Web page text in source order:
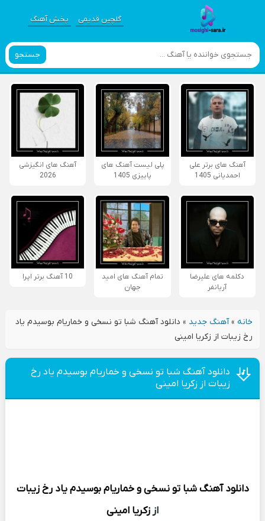
گلچین قدیمی پخش آهنگ
جستجو
آهنگ های برتر علی
احمدیانی 1405
پلی لیست آهنگ های
پاییزی 1405
آهنگ های انگیزشی
2026
دکلمه های علیرضا
آریانفر
تمام آهنگ های امید
جهان
10 آهنگ برتر اپرا
خانه»آهنگ جدید » دانلود آهنگ شبا تو نسخی و خماریام بوسیدم یاد
رخ زیبات از زکریا امینی
دانلود آهنگ شبا تو نسخی و خماریام بوسیدم یاد رخ
زیبات از زکریا امینی
دانلود آهنگ شبا تو نسخی و خماریام بوسیدم یاد رخ زیبات
اززکریا امینی